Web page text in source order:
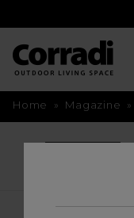
Home » Magazine »